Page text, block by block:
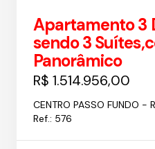
Apartamento 3
sendo 3
Panorâmico
R$ 1.514.956,00
CENTRO PASSO FUNDO -
Ref.: 576